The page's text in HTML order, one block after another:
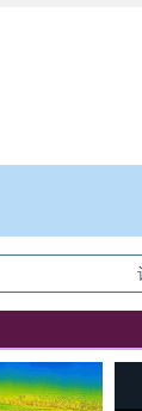
关信息。经确认即